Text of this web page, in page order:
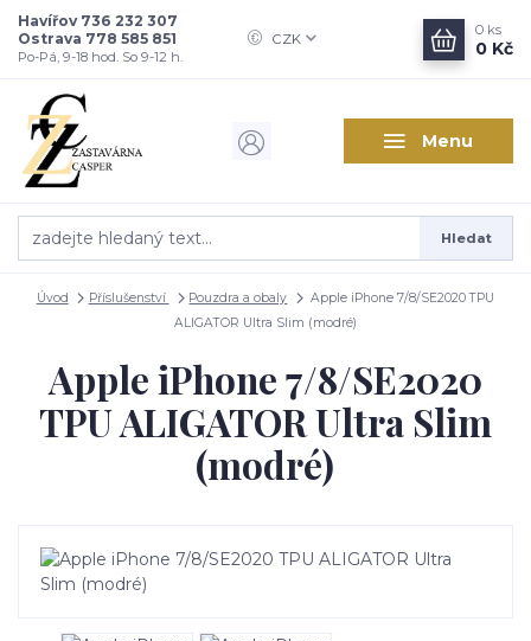
Menu
CZK
Hledat
Havířov 736 232 307
Ostrava 778 585 851
Po-Pá, 9-18 hod. So 9-12 h.
0 ks
0 Kč
Úvod Příslušenství Pouzdra a obaly
Apple iPhone 7/8/SE2020 TPU
ALIGATOR Ultra Slim (modré)
Apple iPhone 7/8/SE2020
TPU ALIGATOR Ultra Slim
(modré)